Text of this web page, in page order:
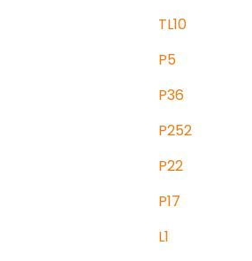
TL10
P5
P36
P252
P22
P17
L1